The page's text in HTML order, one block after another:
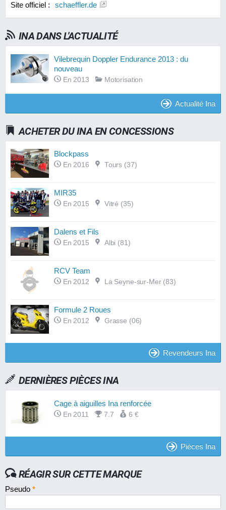
Site officiel :
schaeffler.de
INA DANS L'ACTUALITÉ
Vilebrequin Doppler Endurance 2013 : du
nouveau
En 2013 Motorisation
Actualité Ina
ACHETER DU INA EN CONCESSIONS
Blockpass
En 2016 Tours (37)
MIR35
En 2015 Vitré (35)
Dalens et Fils
En 2015 Albi (81)
RCV Team
En 2012 La Seyne-sur-Mer (83)
Formule 2 Roues
En 2012 Grasse (06)
Revendeurs Ina
DERNIÈRES PIÈCES INA
Cage à aiguilles Ina renforcée
En 2011 7.7 6 €
Pièces Ina
RÉAGIR SUR CETTE MARQUE
Pseudo *